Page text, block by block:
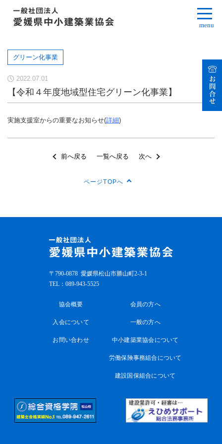
menu
グリーン化事業
2022.07.01
【令和４年度地域型住宅グリーン化事業】
実施支援室からの重要なお知らせ(詳細)
前へ戻る 一覧へ戻る 次へ
ページTOPへ
〒790-0878 愛媛県松山市勝山町2-3-1
TEL： 089-943-5525
協会概要
入会について
お問い合わせ
会員の方へ
一般の方へ
中小建築業協会について
労働保険事務組合について
建設国保組合について